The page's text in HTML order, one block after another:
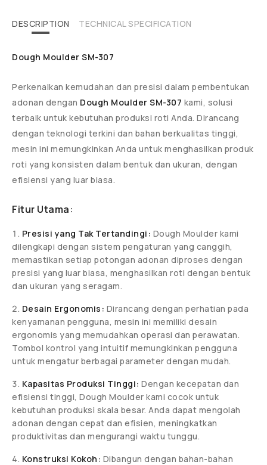
DESCRIPTION TECHNICAL SPECIFICATION
Dough Moulder SM-307
Perkenalkan kemudahan dan presisi dalam pembentukan
adonan dengan Dough Moulder SM-307 kami, solusi
terbaik untuk kebutuhan produksi roti Anda. Dirancang
dengan teknologi terkini dan bahan berkualitas tinggi,
mesin ini memungkinkan Anda untuk menghasilkan produk
roti yang konsisten dalam bentuk dan ukuran, dengan
efisiensi yang luar biasa.
Fitur Utama:
Presisi yang Tak Tertandingi: Dough Moulder kami
dilengkapi dengan sistem pengaturan yang canggih,
memastikan setiap potongan adonan diproses dengan
presisi yang luar biasa, menghasilkan roti dengan bentuk
dan ukuran yang seragam.
Desain Ergonomis: Dirancang dengan perhatian pada
kenyamanan pengguna, mesin ini memiliki desain
ergonomis yang memudahkan operasi dan perawatan.
Tombol kontrol yang intuitif memungkinkan pengguna
untuk mengatur berbagai parameter dengan mudah.
Kapasitas Produksi Tinggi: Dengan kecepatan dan
efisiensi tinggi, Dough Moulder kami cocok untuk
kebutuhan produksi skala besar. Anda dapat mengolah
adonan dengan cepat dan efisien, meningkatkan
produktivitas dan mengurangi waktu tunggu.
Konstruksi Kokoh: Dibangun dengan bahan-bahan